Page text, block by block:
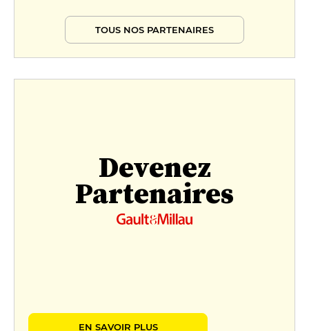
TOUS NOS PARTENAIRES
Devenez
Partenaires
EN SAVOIR PLUS